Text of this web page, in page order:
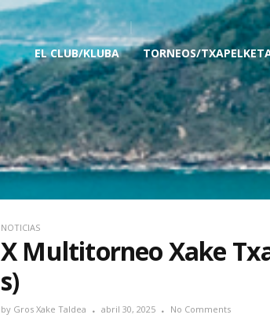
EL CLUB/KLUBA TORNEOS/
NOTICIAS
X Multitorneo Xake
s)
by Gros Xake Taldea abril 30, 2025 No Comments